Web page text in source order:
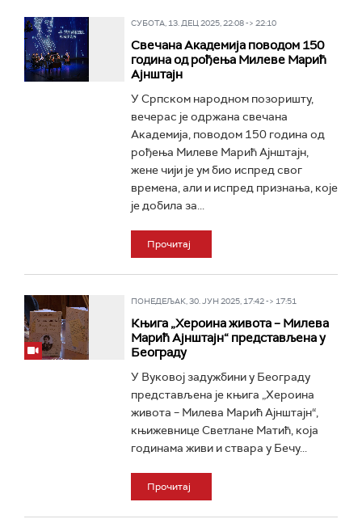
СУБОТА, 13. ДЕЦ 2025, 22:08 -> 22:10
Свечана Академија поводом 150
година од рођења Милеве Марић
Ајнштајн
У Српском народном позоришту,
вечерас је одржана свечана
Академија, поводом 150 година од
рођења Милеве Марић Ајнштајн,
жене чији је ум био испред свог
времена, али и испред признања, које
је добила за...
Прочитај
ПОНЕДЕЉАК, 30. ЈУН 2025, 17:42 -> 17:51
Књига „Хероина живота – Милева
Марић Ајнштајн“ представљена у
Београду
У Вуковој задужбини у Београду
представљена је књига „Хероина
живота – Милева Марић Ајнштајн“,
књижевнице Светлане Матић, која
годинама живи и ствара у Бечу...
Прочитај